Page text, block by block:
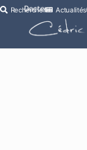
Rechercher Actualités